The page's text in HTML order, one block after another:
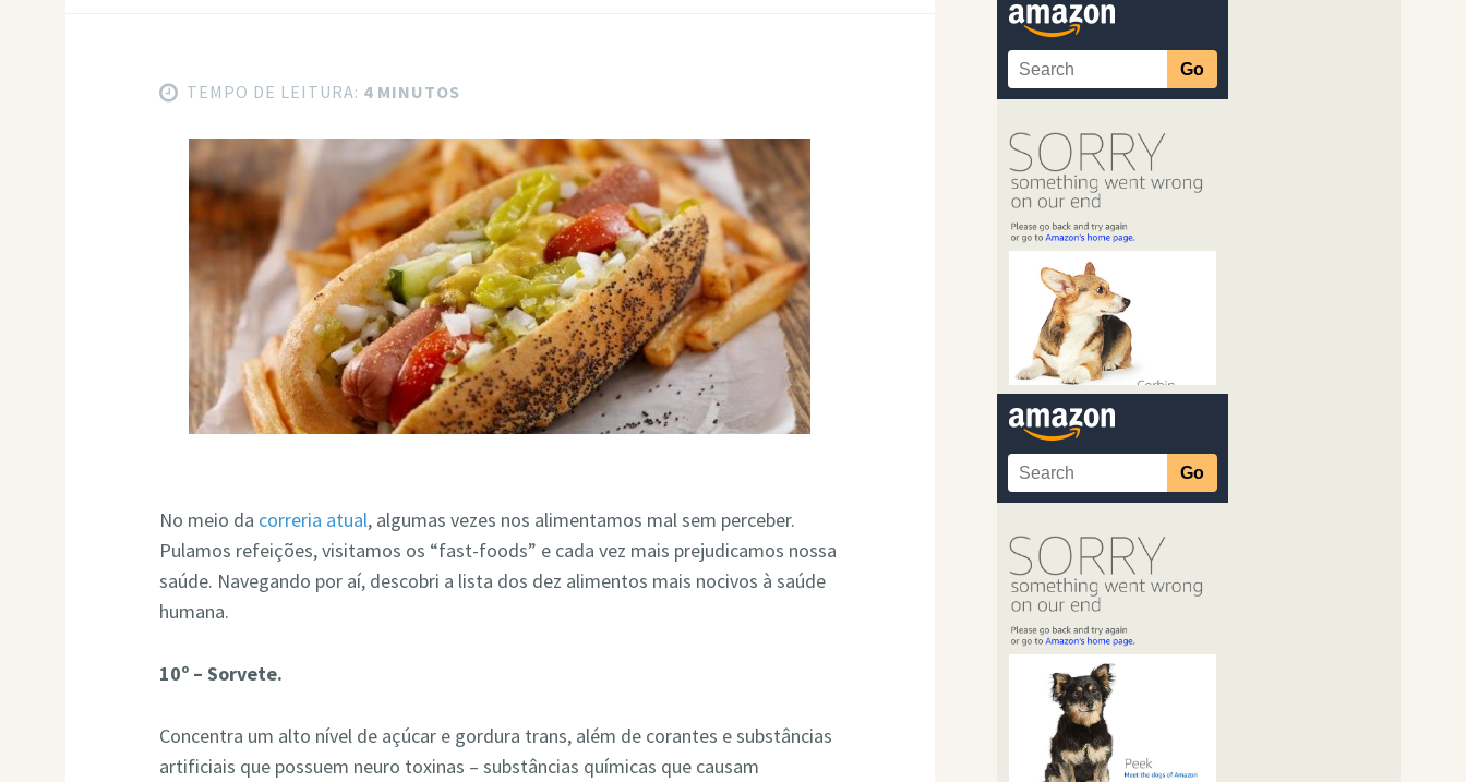
TEMPO DE LEITURA: 4 MINUTOS
No meio da correria atual, algumas vezes nos alimentamos mal sem perceber.
Pulamos refeições, visitamos os “fast-foods” e cada vez mais prejudicamos nossa
saúde. Navegando por aí, descobri a lista dos dez alimentos mais nocivos à saúde
humana.
10º – Sorvete.
Concentra um alto nível de açúcar e gordura trans, além de corantes e substâncias
artificiais que possuem neuro toxinas – substâncias químicas que causam